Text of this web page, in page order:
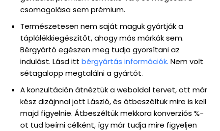
csomagolása sem prémium.
Természetesen nem saját maguk gyártják a
táplálékkiegészítőt, ahogy más márkák sem.
Bérgyártó egészen meg tudja gyorsítani az
indulást. Lásd itt bérgyártás információk. Nem volt
sétagalopp megtalálni a gyártót.
A konzultáción átnéztük a weboldal tervet, ott már
kész dizájnnal jött László, és átbeszéltük mire is kell
majd figyelnie. Átbeszéltük mekkora konverziós %-
ot tud beírni célként, így már tudja mire figyeljen